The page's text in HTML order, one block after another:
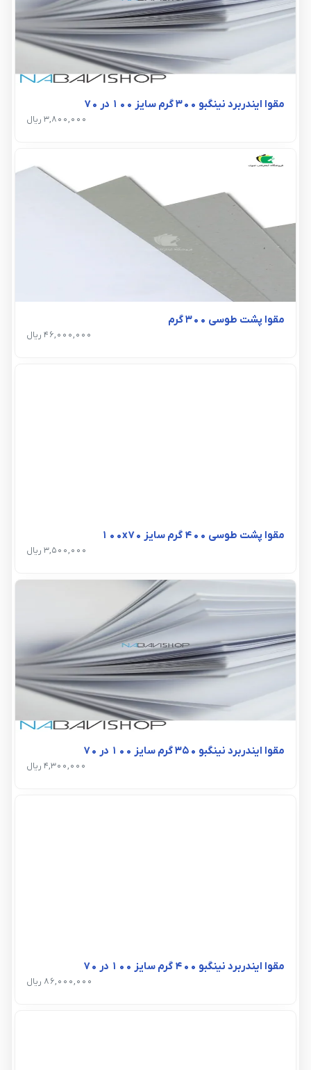
مقوا ایندربرد نینگبو 300 گرم سایز 100 در 70
3,800,000 ریال
مقوا پشت طوسی 300 گرم
46,000,000 ریال
مقوا پشت طوسی 400 گرم سایز 100x70
3,500,000 ریال
مقوا ایندربرد نینگبو 350 گرم سایز 100 در 70
4,300,000 ریال
مقوا ایندربرد نینگبو 400 گرم سایز 100 در 70
86,000,000 ریال